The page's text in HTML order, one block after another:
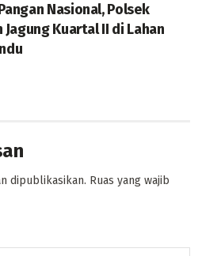
Nasional, Polsek
Jagung Kuartal II di Lahan
dipublikasikan. Ruas yang wajib